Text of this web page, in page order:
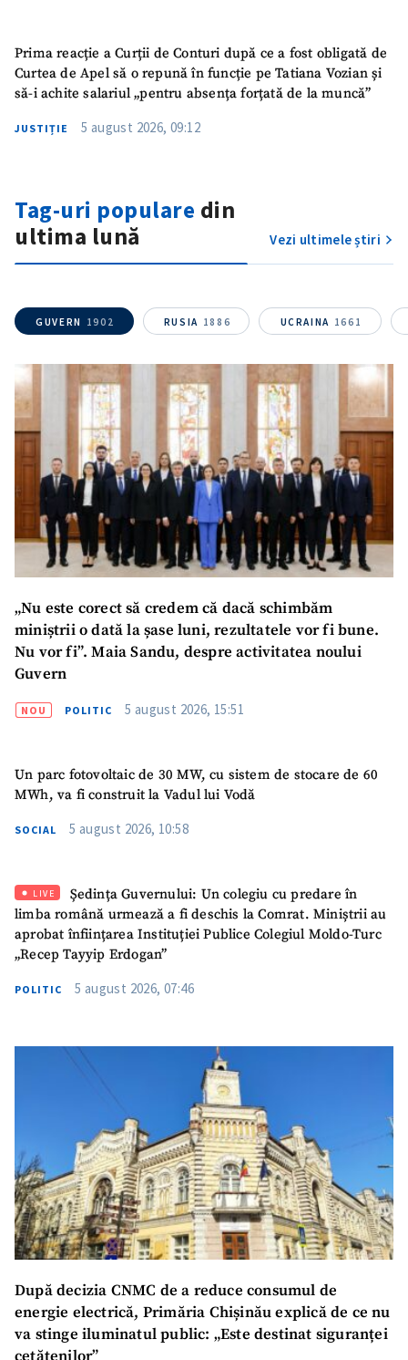
SUSȚINE
Prima reacție a Curții de Conturi după ce a fost obligată de
Curtea de Apel să o repună în funcție pe Tatiana Vozian și
să-i achite salariul „pentru absența forțată de la muncă”
JUSTIȚIE 5 august 2026, 09:12
Tag-uri populare din
ultima lună
Vezi ultimele știri
GUVERN 1902 RUSIA 1886 UCRAINA 1661
„Nu este corect să credem că dacă schimbăm
miniștrii o dată la șase luni, rezultatele vor fi bune.
Nu vor fi”. Maia Sandu, despre activitatea noului
Guvern
NOU POLITIC 5 august 2026, 15:51
Un parc fotovoltaic de 30 MW, cu sistem de stocare de 60
MWh, va fi construit la Vadul lui Vodă
SOCIAL 5 august 2026, 10:58
LIVE
Ședința Guvernului: Un colegiu cu predare în
limba română urmează a fi deschis la Comrat. Miniștrii au
aprobat înființarea Instituției Publice Colegiul Moldo-Turc
„Recep Tayyip Erdogan”
POLITIC 5 august 2026, 07:46
După decizia CNMC de a reduce consumul de
energie electrică, Primăria Chișinău explică de ce nu
va stinge iluminatul public: „Este destinat siguranței
+ Mesajul știrei
Sursă anonimă
Email+ Emailul meu
Am citit și sunt de
acord cu politica de
confidențialitate.
TRIMITE ȘTIREA